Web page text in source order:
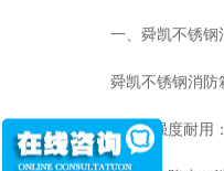
一、舜凯不锈
舜凯不锈钢消防
1.1 高强度耐用